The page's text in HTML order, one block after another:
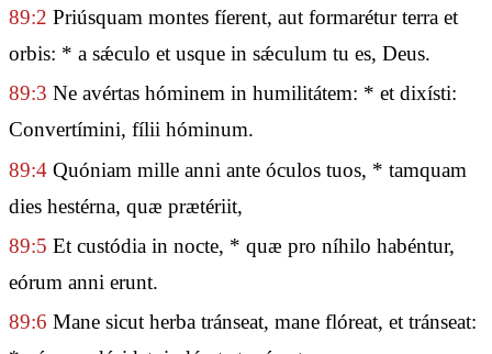
89:2 Priúsquam montes fíerent, aut formarétur terra et
orbis: * a sǽculo et usque in sǽculum tu es, Deus.
89:3 Ne avértas hóminem in humilitátem: * et dixísti:
Convertímini, fílii hóminum.
89:4 Quóniam mille anni ante óculos tuos, * tamquam
dies hestérna, quæ prætériit,
89:5 Et custódia in nocte, * quæ pro níhilo habéntur,
eórum anni erunt.
89:6 Mane sicut herba tránseat, mane flóreat, et tránseat: